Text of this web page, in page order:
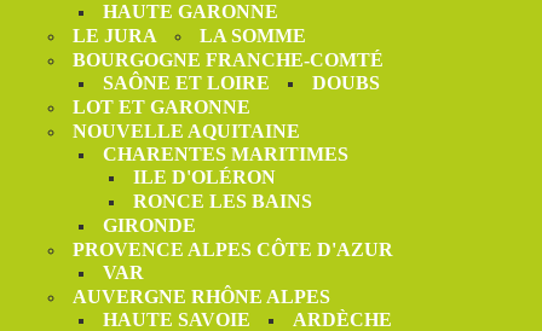
HAUTE GARONNE
LE JURA
LA SOMME
BOURGOGNE FRANCHE-COMTÉ
SAÔNE ET LOIRE
DOUBS
LOT ET GARONNE
NOUVELLE AQUITAINE
CHARENTES MARITIMES
ILE D'OLÉRON
RONCE LES BAINS
GIRONDE
PROVENCE ALPES CÔTE D'AZUR
VAR
AUVERGNE RHÔNE ALPES
HAUTE SAVOIE
ARDÈCHE